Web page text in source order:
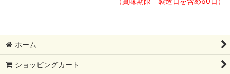
ホーム
ショッピングカート